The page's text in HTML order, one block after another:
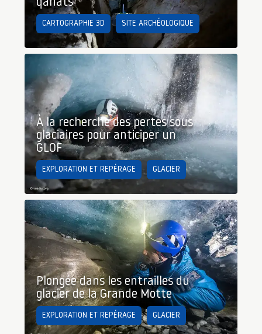
qanats
CARTOGRAPHIE 3D SITE ARCHÉOLOGIQUE
À la recherche des pertes sous
glaciaires pour anticiper un
GLOF
EXPLORATION ET REPÉRAGE GLACIER
Plongée dans les entrailles du
glacier de la Grande Motte
EXPLORATION ET REPÉRAGE GLACIER